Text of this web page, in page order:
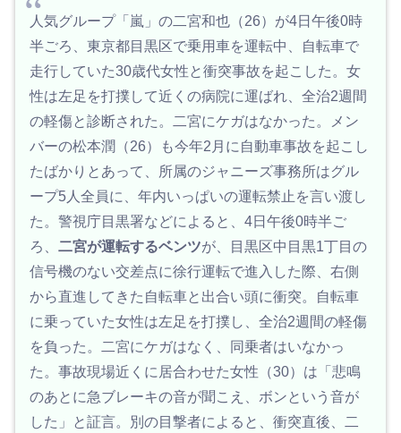
人気グループ「嵐」の二宮和也（26）が4日午後0時
半ごろ、東京都目黒区で乗用車を運転中、自転車で
走行していた30歳代女性と衝突事故を起こした。女
性は左足を打撲して近くの病院に運ばれ、全治2週間
の軽傷と診断された。二宮にケガはなかった。メン
バーの松本潤（26）も今年2月に自動車事故を起こし
たばかりとあって、所属のジャニーズ事務所はグル
ープ5人全員に、年内いっぱいの運転禁止を言い渡し
た。警視庁目黒署などによると、4日午後0時半ご
ろ、 二宮が運転するベンツが、目黒区中目黒1丁目の
信号機のない交差点に徐行運転で進入した際、右側
から直進してきた自転車と出合い頭に衝突。自転車
に乗っていた女性は左足を打撲し、全治2週間の軽傷
を負った。二宮にケガはなく、同乗者はいなかっ
た。事故現場近くに居合わせた女性（30）は「悲鳴
のあとに急ブレーキの音が聞こえ、ボンという音が
した」と証言。別の目撃者によると、衝突直後、二